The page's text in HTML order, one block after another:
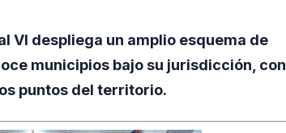
VI despliega un amplio esquema de
municipios bajo su jurisdicción, con
puntos del territorio.